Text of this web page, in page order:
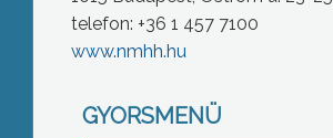
telefon: +36 1 457 7100
www.nmhh.hu
GYORSMENÜ